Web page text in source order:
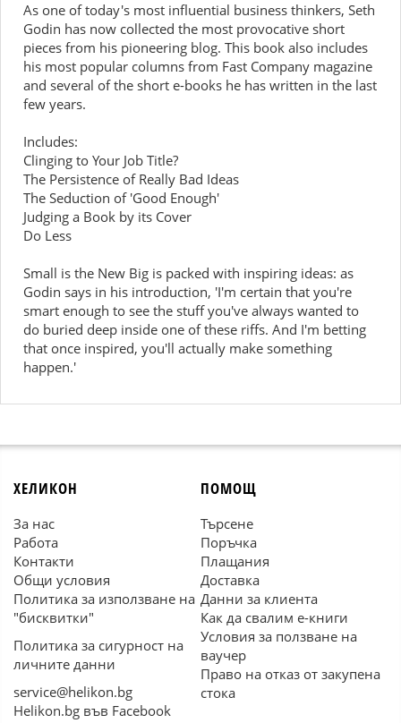
As one of today's most influential business thinkers, Seth
Godin has now collected the most provocative short
pieces from his pioneering blog. This book also includes
his most popular columns from Fast Company magazine
and several of the short e-books he has written in the last
few years.
Includes:
Clinging to Your Job Title?
The Persistence of Really Bad Ideas
The Seduction of 'Good Enough'
Judging a Book by its Cover
Do Less
Small is the New Big is packed with inspiring ideas: as
Godin says in his introduction, 'I'm certain that you're
smart enough to see the stuff you've always wanted to
do buried deep inside one of these riffs. And I'm betting
that once inspired, you'll actually make something
happen.'
ХЕЛИКОН
За нас
Работа
Контакти
Общи условия
Политика за използване на
"бисквитки"
Политика за сигурност на
личните данни
service@helikon.bg
Helikon.bg във Facebook
ПОМОЩ
Търсене
Поръчка
Плащания
Доставка
Данни за клиента
Как да свалим е-книги
Условия за ползване на
ваучер
Право на отказ от закупена
стока